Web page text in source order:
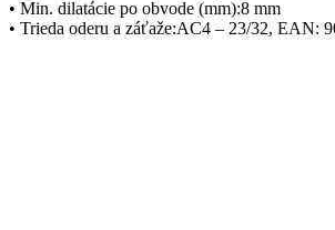
• Min. dilatácie po obvode (mm):8 mm
• Trieda oderu a záťaže:AC4 – 23/32, EAN: